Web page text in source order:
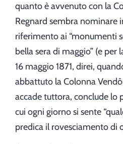
quanto è avvenuto con la
Regnard sembra nominare
riferimento ai “monumenti
bella sera di maggio” (e per
16 maggio 1871, direi,
abbattuto la Colonna
accade tuttora, conclude lo
cui ogni giorno si sente
predica il rovesciamento di